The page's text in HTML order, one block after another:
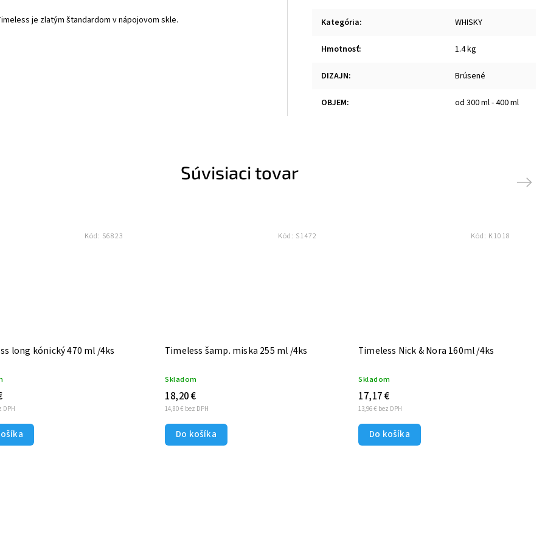
je zlatým štandardom v nápojovom skle. Kategória: WHISKY
Hmotnosť: 1.4 kg
DIZAJN: Brúsené
OBJEM: od 300 ml - 400 ml
Súvisiaci tovar
long kónický 470 ml /4ks
DPH
Kód: S6823
Timeless šamp. miska 255 ml /4ks
Skladom
14,80 € bez DPH
18,20 €
Do košíka
Kód: S1472
Timeless Nick & Nora 160ml /4ks
Skladom
13,96 € bez DPH
17,17 €
Do košíka
Kód: K1018
Next